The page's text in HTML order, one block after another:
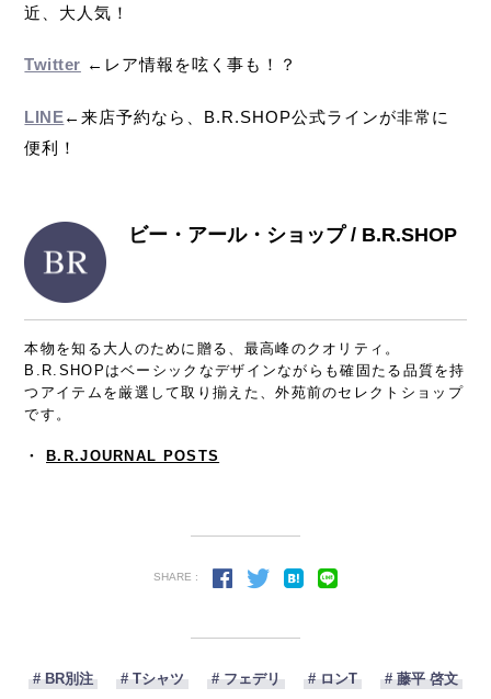
近、大人気！
Twitter ←レア情報を呟く事も！？
LINE←来店予約なら、B.R.SHOP公式ラインが非常に
便利！
ビー・アール・ショップ / B.R.SHOP
本物を知る大人のために贈る、最高峰のクオリティ。
B.R.SHOPはベーシックなデザインながらも確固たる品質を持
つアイテムを厳選して取り揃えた、外苑前のセレクトショップ
です。
・B.R.JOURNAL POSTS
SHARE :
# BR別注 # Tシャツ # フェデリ # ロンT # 藤平 啓文